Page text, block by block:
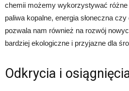
chemii możemy wykorzystywać różne
paliwa kopalne, energia słoneczna
pozwala nam również na rozwój
bardziej ekologiczne i przyjazne dla
Odkrycia i